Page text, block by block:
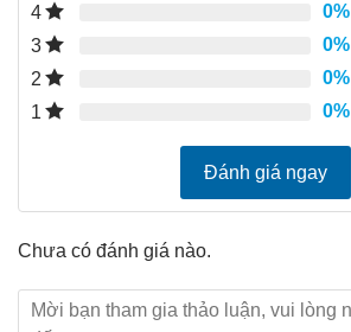
4
0%
3
0%
2
0%
1
0%
Đánh giá ngay
Chưa có đánh giá nào.